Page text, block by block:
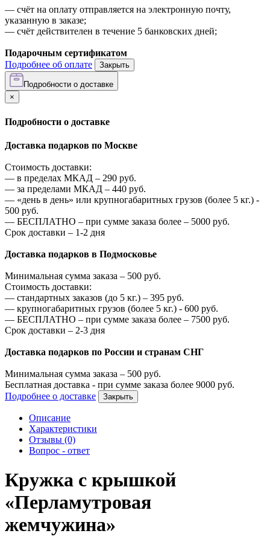
— счёт на оплату отправляется на электронную почту,
указанную в заказе;
— счёт действителен в течение 5 банковских дней;
Подарочным сертификатом
Подробнее об оплате
Закрыть
Подробности о доставке
×
Подробности о доставке
Доставка подарков по Москве
Стоимость доставки:
— в пределах МКАД – 290 руб.
— за пределами МКАД – 440 руб.
— «день в день» или крупногабаритных грузов (более 5 кг.) -
500 руб.
— БЕСПЛАТНО – при сумме заказа более – 5000 руб.
Срок доставки – 1-2 дня
Доставка подарков в Подмосковье
Минимальная сумма заказа – 500 руб.
Стоимость доставки:
— стандартных заказов (до 5 кг.) – 395 руб.
— крупногабаритных грузов (более 5 кг.) - 600 руб.
— БЕСПЛАТНО – при сумме заказа более – 7500 руб.
Срок доставки – 2-3 дня
Доставка подарков по России и странам СНГ
Минимальная сумма заказа – 500 руб.
Бесплатная доставка - при сумме заказа более 9000 руб.
Подробнее о доставке
Закрыть
Описание
Характеристики
Отзывы (0)
Вопрос - ответ
Кружка с крышкой
«Перламутровая
жемчужина»